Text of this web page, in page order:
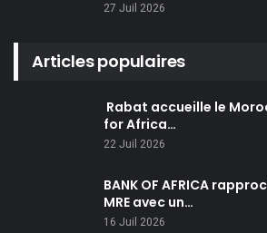
27 Juil 2026
Articles populaires
Rabat accueille le
for Africa…
22 Juil 2026
BANK OF AFRICA
MRE avec un…
16 Juil 2026